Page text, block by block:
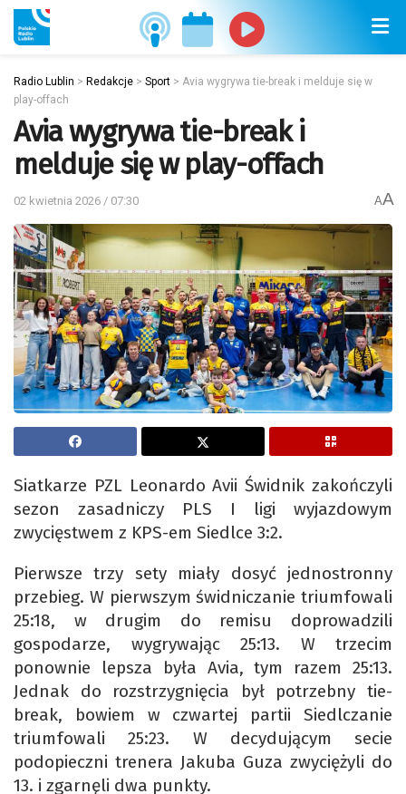
Radio Lublin > Redakcje > Sport > Avia wygrywa tie-break i melduje się w
play-offach
Avia wygrywa tie-break i
melduje się w play-offach
02 kwietnia 2026 / 07:30 AA
Siatkarze PZL Leonardo Avii Świdnik zakończyli
sezon zasadniczy PLS I ligi wyjazdowym
zwycięstwem z KPS-em Siedlce 3:2.
Pierwsze trzy sety miały dosyć jednostronny
przebieg. W pierwszym świdniczanie triumfowali
25:18, w drugim do remisu doprowadzili
gospodarze, wygrywając 25:13. W trzecim
ponownie lepsza była Avia, tym razem 25:13.
Jednak do rozstrzygnięcia był potrzebny tie-
break, bowiem w czwartej partii Siedlczanie
triumfowali 25:23. W decydującym secie
podopieczni trenera Jakuba Guza zwyciężyli do
13. i zgarnęli dwa punkty.